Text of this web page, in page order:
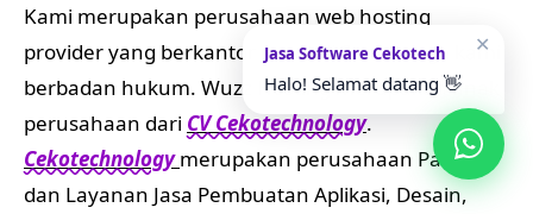
Kami merupakan perusahaan web hosting
provider yang berkantor pusat di Semarang , kami
berbadan hukum. Wuzz Hosting merupakan anak
perusahaan dari CV Cekotechnology.
Cekotechnology merupakan perusahaan Partner
dan Layanan Jasa Pembuatan Aplikasi, Desain,
✕
Jasa Software Cekotech
Halo! Selamat datang 👋